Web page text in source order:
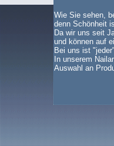
Wie Sie sehen,
denn Schönheit
Da wir uns seit
und können auf
Bei uns ist
In unserem
Auswahl an